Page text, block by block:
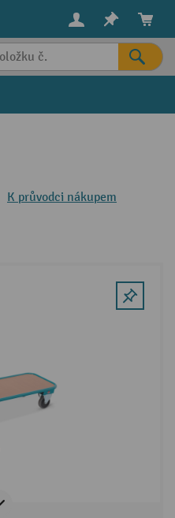
K průvodci nákupem